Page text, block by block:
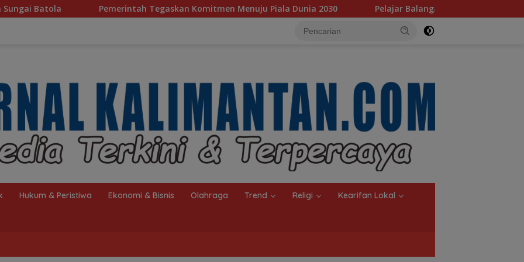
Tegaskan Komitmen Menuju Piala Dunia 2030 Pelajar Balangan Terima Program Indonesia Pintar, Rifqinizamy
Hukum & Peristiwa Ekonomi & Bisnis Olahraga Trend Religi Kearifan Lokal